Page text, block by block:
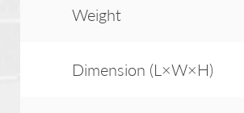
Weight
Dimension (L×W×H)